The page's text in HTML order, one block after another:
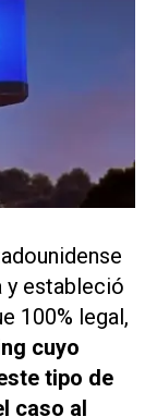
y estableció
100% legal,
cuyo
tipo de
caso al